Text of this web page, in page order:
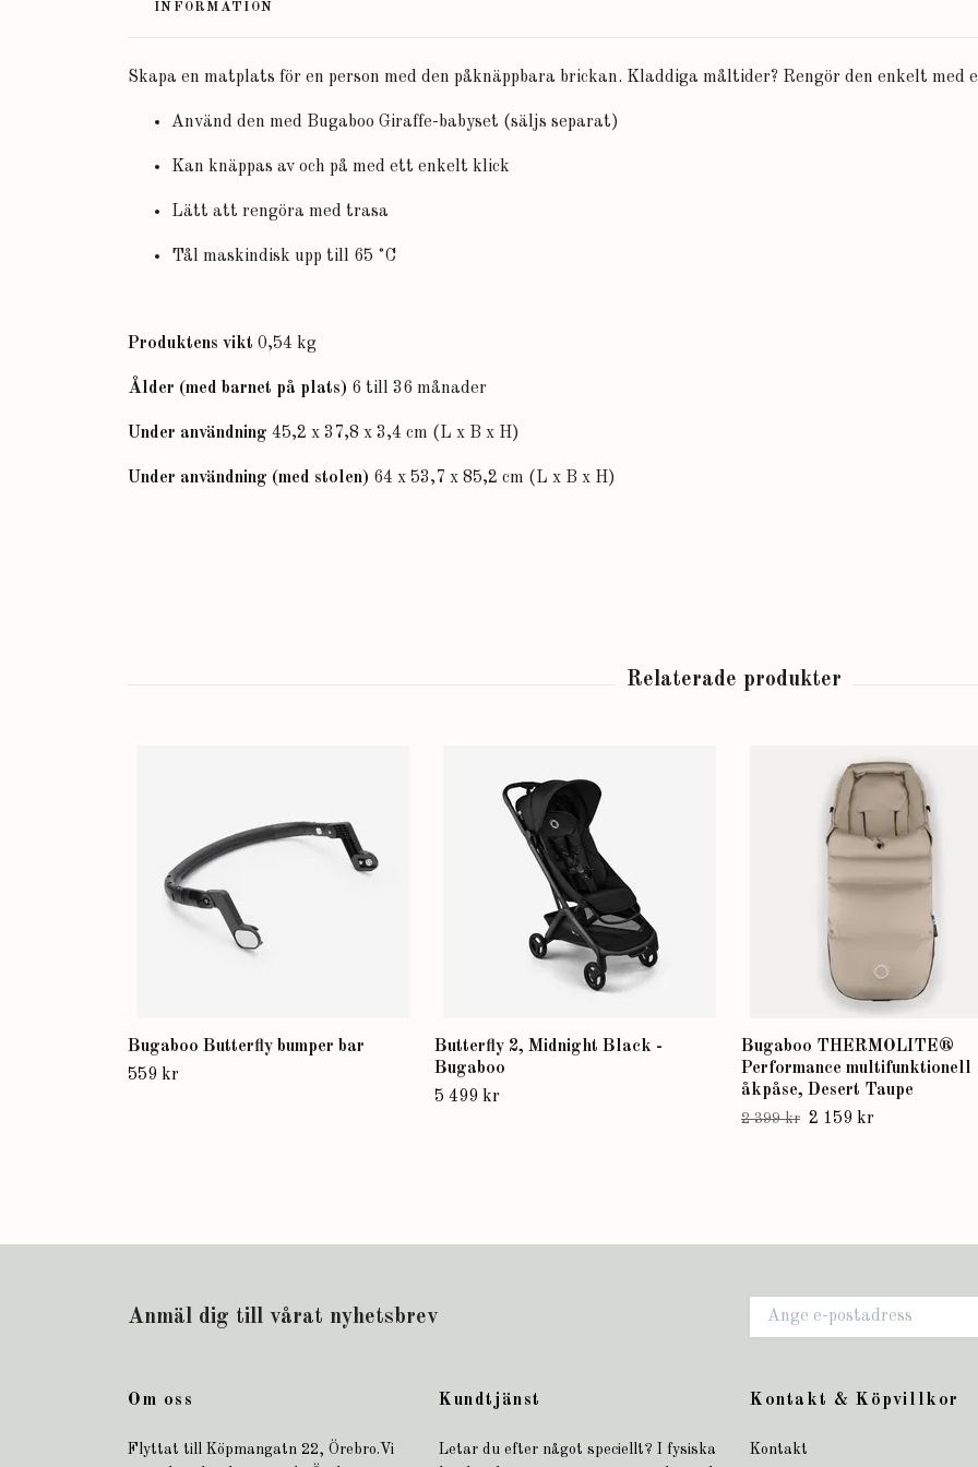
INFORMATION
Skapa en matplats för en person med den påknäppbara brickan. Kladdiga måltider? Rengör den enkelt med
Använd den med Bugaboo Giraffe-babyset (säljs separat)
Kan knäppas av och på med ett enkelt klick
Lätt att rengöra med trasa
Tål maskindisk upp till 65 ˚C
Produktens vikt 0,54 kg
Ålder (med barnet på plats) 6 till 36 månader
Under användning 45,2 x 37,8 x 3,4 cm (L x B x H)
Under användning (med stolen) 64 x 53,7 x 85,2 cm (L x B x H)
Bugaboo Butterfly bumper bar
559 kr
Butterfly 2, Midnight Black -
Bugaboo
5 499 kr
Bugaboo THERMOLITE®
Performance multifunktionell
åkpåse, Desert Taupe
2 399 kr 2 159 kr
Anmäl dig till vårat nyhetsbrev
Om oss
Flyttat till Köpmangatn 22, Örebro.Vi
Kundtjänst
Letar du efter något speciellt? I fysiska
Kontakt & Köpvillkor
Kontakt